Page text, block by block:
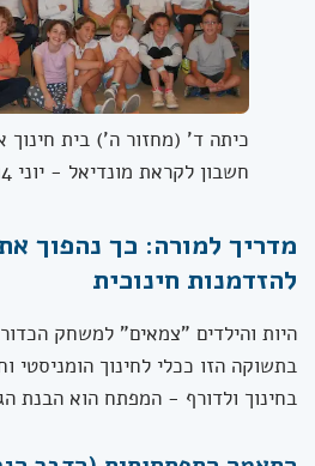
כיתה ד' (מחזור ה') בית
חשבון לקראת מונדיאל - יוני 2014
מדריך למורה: כך נהפוך
להזדמנות חינוכית
היות והילדים "צמאים" למשחק
בתשוקה הזו ככלי לחינוך הומניסטי
בחינוך ולדורף - המפתח הוא הבנת